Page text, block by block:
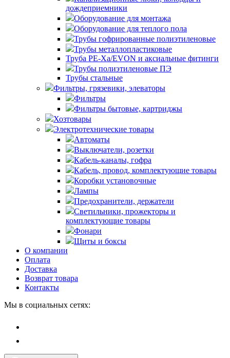
дождеприемники
Оборудование для монтажа
Оборудование для теплого пола
Трубы гофрированные полиэтиленовые
Трубы металлопластиковые
Труба PE-Xa/EVON и аксиальные фитинги
Трубы полиэтиленовые ПЭ
Трубы стальные
Фильтры, грязевики, элеваторы
Фильтры
Фильтры бытовые, картриджы
Хозтовары
Электротехнические товары
Автоматы
Выключатели, розетки
Кабель-каналы, гофра
Кабель, провод, комплектующие товары
Коробки установочные
Лампы
Предохранители, держатели
Светильники, прожекторы и
комплектующие товары
Фонари
Щиты и боксы
О компании
Оплата
Доставка
Возврат товара
Контакты
Мы в социальных сетях: